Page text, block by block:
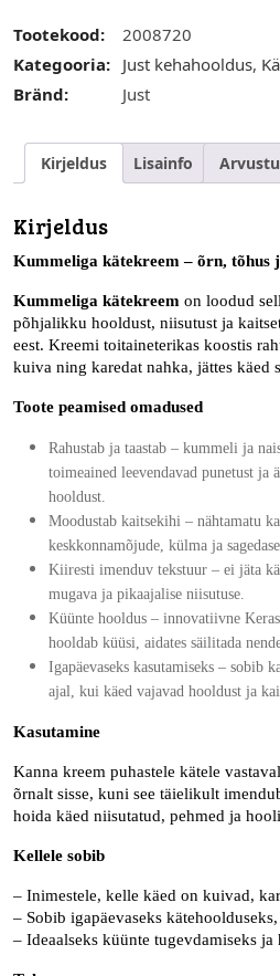
Tootekood:
2008720
Kategooria: Just kehahooldus,
Bränd:
Just
Kirjeldus Lisainfo
Kirjeldus
Kummeliga kätekreem – õrn, tõhus
Kummeliga kätekreem on loodud
põhjalikku hooldust, niisutust ja
eest. Kreemi toitaineterikas koostis
kuiva ning karedat nahka, jättes käed
Toote peamised omadused
Rahustab ja taastab – kummeli ja
toimeained leevendavad punetust ja
hooldust.
Moodustab kaitsekihi – nähtamatu
keskkonnamõjude, külma ja
Kiiresti imenduv tekstuur – ei jäta
mugava ja pikaajalise niisutuse.
Küünte hooldus – innovatiivne
hooldab küüsi, aidates säilitada
Igapäevaseks kasutamiseks – sobib
ajal, kui käed vajavad hooldust ja
Kasutamine
Kanna kreem puhastele kätele
õrnalt sisse, kuni see täielikult
hoida käed niisutatud, pehmed ja
Kellele sobib
– Inimestele, kelle käed on kuivad,
– Sobib igapäevaseks
– Ideaalseks küünte tugevdamiseks ja